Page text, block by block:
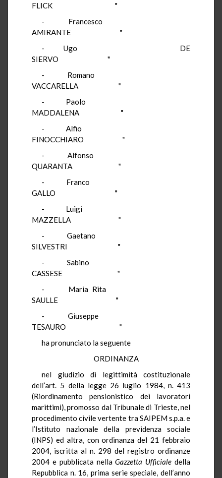
FLICK "
- Francesco
AMIRANTE "
- Ugo DE
SIERVO "
- Romano
VACCARELLA "
- Paolo
MADDALENA "
- Alfio
FINOCCHIARO "
- Alfonso
QUARANTA "
- Franco
GALLO "
- Luigi
MAZZELLA "
- Gaetano
SILVESTRI "
- Sabino
CASSESE "
- Maria Rita
SAULLE "
- Giuseppe
TESAURO "
ha pronunciato la seguente
ORDINANZA
nel giudizio di legittimità costituzionale
dell’art. 5 della legge 26 luglio 1984, n. 413
(Riordinamento pensionistico dei lavoratori
marittimi), promosso dal Tribunale di Trieste, nel
procedimento civile vertente tra SAIPEM s.p.a. e
l’Istituto nazionale della previdenza sociale
(INPS) ed altra, con ordinanza del 21 febbraio
2004, iscritta al n. 298 del registro ordinanze
2004 e pubblicata nellaGazzetta Ufficialedella
Repubblica n. 16, prima serie speciale, dell’anno